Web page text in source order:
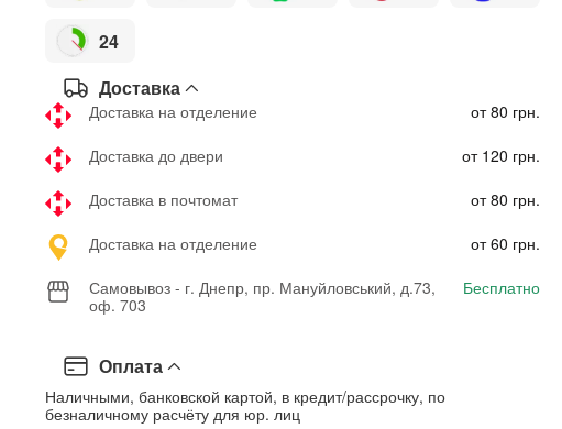
24
Доставка
Доставка на отделение
от 80 грн.
Доставка до двери
от 120 грн.
Доставка в почтомат
от 80 грн.
Доставка на отделение
от 60 грн.
Самовывоз - г. Днепр, пр. Мануйловський, д.73,
оф. 703
Бесплатно
Оплата
Наличными, банковской картой, в кредит/рассрочку, по
безналичному расчёту для юр. лиц